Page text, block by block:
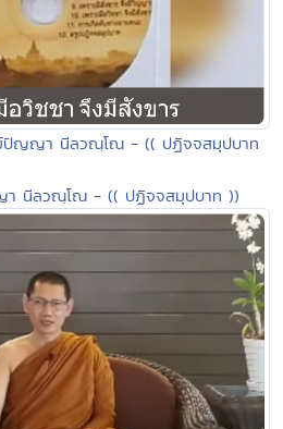
ปัญญา นีลวณฺโณ - (( ปฏิจจสมุปบาท
า นีลวณฺโณ - (( ปฏิจจสมุปบาท ))